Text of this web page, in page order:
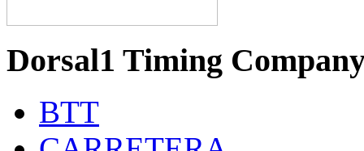
Dorsal1 Timing
BTT